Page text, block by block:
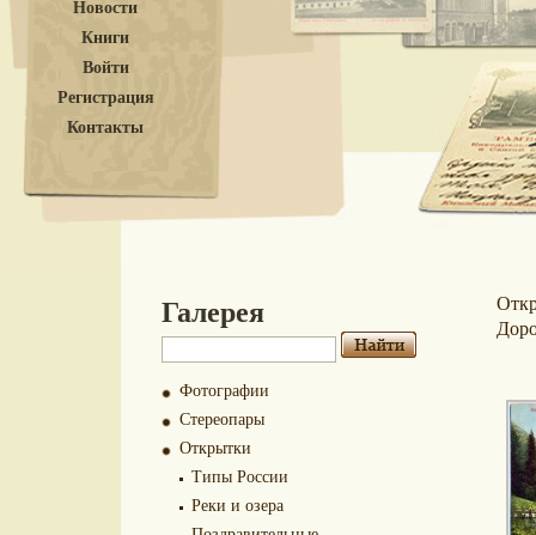
Новости
Книги
Войти
Регистрация
Контакты
Галерея
Фотографии
Стереопары
Открытки
Типы России
Реки и озера